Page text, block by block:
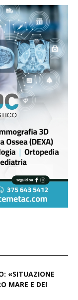
«SITUAZIONE
MARE E DEI